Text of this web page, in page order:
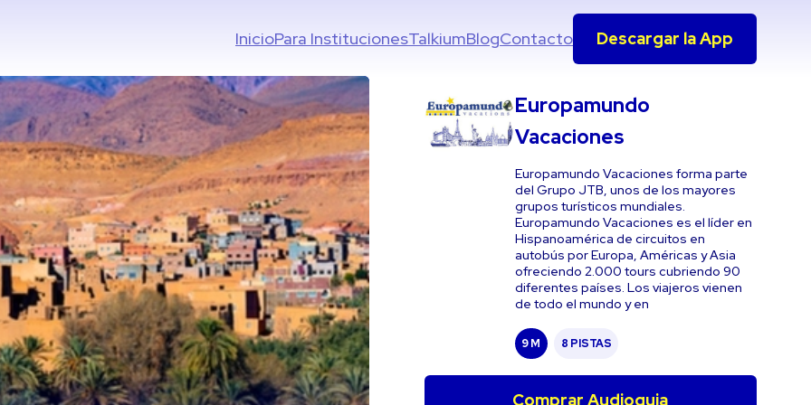
InicioPara InstitucionesTalkiumBlogContacto Descargar la App
Europamundo
Vacaciones
Europamundo Vacaciones forma parte
del Grupo JTB, unos de los mayores
grupos turísticos mundiales.
Europamundo Vacaciones es el líder en
Hispanoamérica de circuitos en
autobús por Europa, Américas y Asia
ofreciendo 2.000 tours cubriendo 90
diferentes países. Los viajeros vienen
de todo el mundo y en
9 M 8 PISTAS
Comprar Audioguia